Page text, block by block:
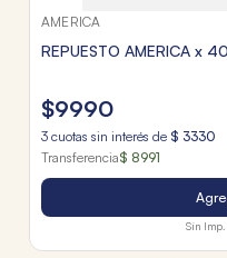
AMERICA
REPUESTO AMERICA x
$9990
3 cuotas sin interés de $ 3330
Transferencia$ 8991
Sin Imp.